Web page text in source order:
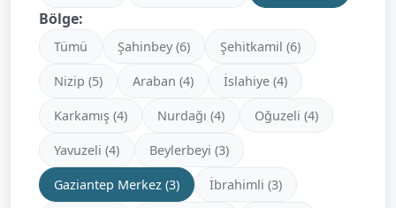
Bölge:
Tümü Şahinbey (6) Şehitkamil (6)
Nizip (5) Araban (4) İslahiye (4)
Karkamış (4) Nurdağı (4) Oğuzeli (4)
Yavuzeli (4) Beylerbeyi (3)
Gaziantep Merkez (3) İbrahimli (3)